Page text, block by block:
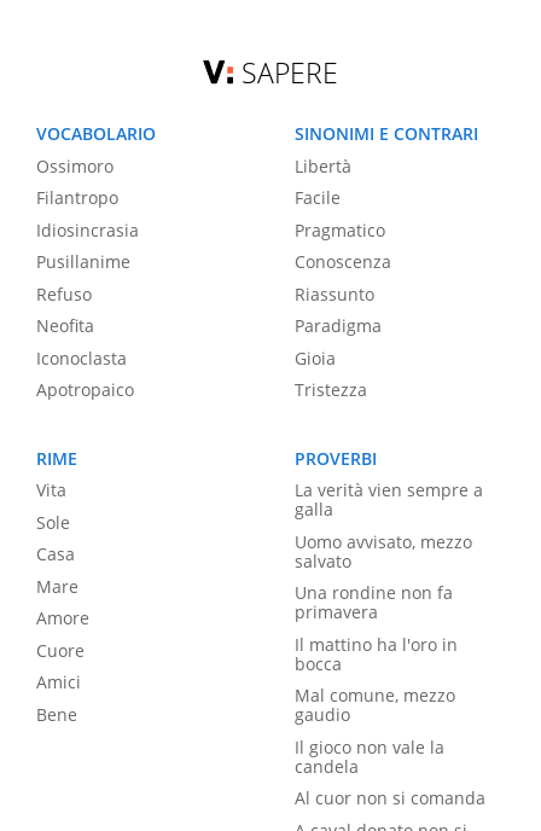
SAPERE
VOCABOLARIO
Ossimoro
Filantropo
Idiosincrasia
Pusillanime
Refuso
Neofita
Iconoclasta
Apotropaico
SINONIMI E CONTRARI
Libertà
Facile
Pragmatico
Conoscenza
Riassunto
Paradigma
Gioia
Tristezza
RIME
Vita
Sole
Casa
Mare
Amore
Cuore
Amici
Bene
PROVERBI
La verità vien sempre a
galla
Uomo avvisato, mezzo
salvato
Una rondine non fa
primavera
Il mattino ha l'oro in
bocca
Mal comune, mezzo
gaudio
Il gioco non vale la
candela
Al cuor non si comanda